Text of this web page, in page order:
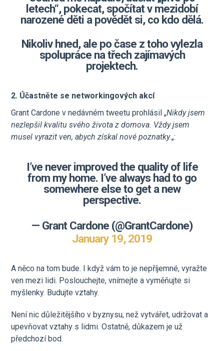
letech“, pokecat, spočítat v mezidobí
narozené děti a povědět si, co kdo dělá.
Nikoliv hned, ale po čase z toho vylezla
spolupráce na třech zajímavých
projektech.
2. Účastněte se networkingových akcí
Grant Cardone v nedávném tweetu prohlásil „Nikdy jsem
nezlepšil kvalitu svého života z domova. Vždy jsem
musel vyrazit ven, abych získal nové poznatky.„:
I’ve never improved the quality of life
from my home. I’ve always had to go
somewhere else to get a new
perspective.
— Grant Cardone (@GrantCardone)
January 19, 2019
A něco na tom bude. I když vám to je nepříjemné, vyražte
ven mezi lidi. Poslouchejte, vnímejte a vyměňujte si
myšlenky. Budujte vztahy.
Není nic důležitějšího v byznysu, než vytvářet, udržovat a
upevňovat vztahy s lidmi. Ostatně, důkazem je už
předchozí bod.